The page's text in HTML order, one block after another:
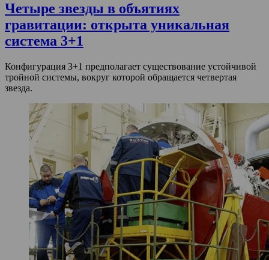
Четыре звезды в объятиях
гравитации: открыта уникальная
система 3+1
Конфигурация 3+1 предполагает существование устойчивой
тройной системы, вокруг которой обращается четвертая
звезда.